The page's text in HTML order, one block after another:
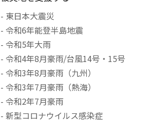
- 東日本大震災
- 令和6年能登半島地震
- 令和5年大雨
- 令和4年8月豪雨/台風14号・15号
- 令和3年8月豪雨（九州）
- 令和3年7月豪雨（熱海）
- 令和2年7月豪雨
- 新型コロナウイルス感染症